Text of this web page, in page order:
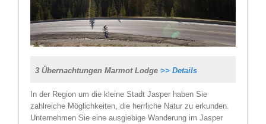
3 Übernachtungen Marmot Lodge >> Details
In der Region um die kleine Stadt Jasper haben Sie
zahlreiche Möglichkeiten, die herrliche Natur zu erkunden.
Unternehmen Sie eine ausgiebige Wanderung im Jasper